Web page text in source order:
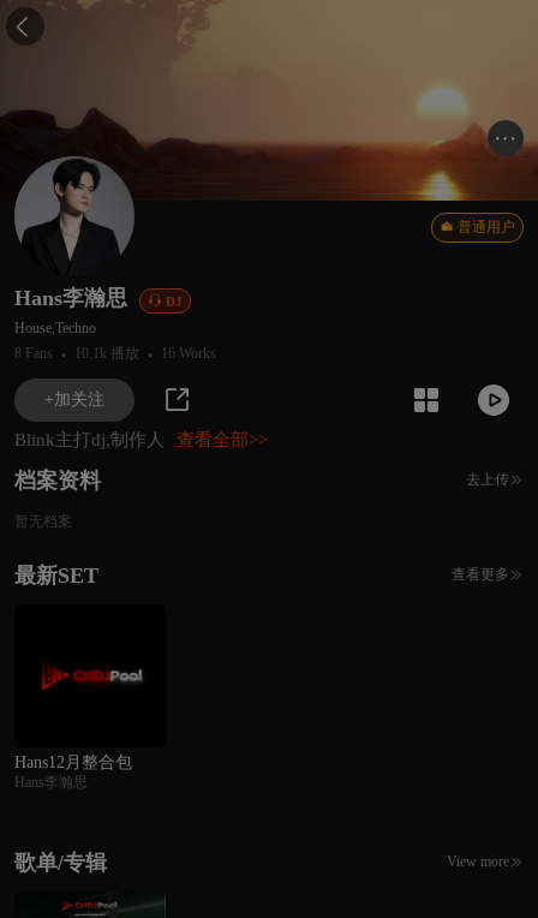

普通用户
Hans李瀚思  DJ
House,Techno
8 Fans
· 10.1k 播放 · 16 Works
+加关注   
Blink主打dj,制作人 查看全部>>
档案资料 去上传 
暂无档案
最新SET 查看更多 
Hans12月整合包
Hans李瀚思
歌单/专辑 View more